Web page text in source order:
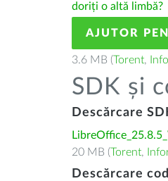
doriți o altă limbă?
AJUTOR
3.6 MB (Torent,
SDK și
Descărcare
20 MB (Torent,
Descărcare